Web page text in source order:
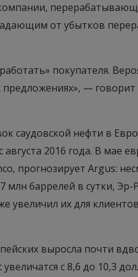
от убытков
покупателя.
— говорит
саудовской нефти в
2016 года. В мае
прогнозирует Argus:
баррелей в сутки, Эр-
увеличил их для
выросла почти
с 8,6 до 10,3